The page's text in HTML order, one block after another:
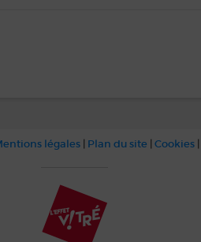
légales| Plan du site | Cookies|